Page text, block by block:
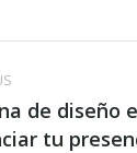
de diseño
tu